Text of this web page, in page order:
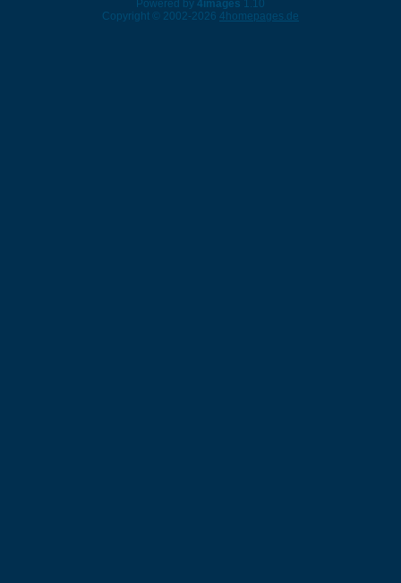
Powered by 4images 1.10
Copyright © 2002-2026 4homepages.de